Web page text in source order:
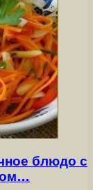
блюдо с